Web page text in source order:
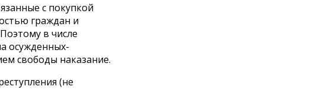
с покупкой
граждан и
в числе
осужденных-
свободы наказание.
(не